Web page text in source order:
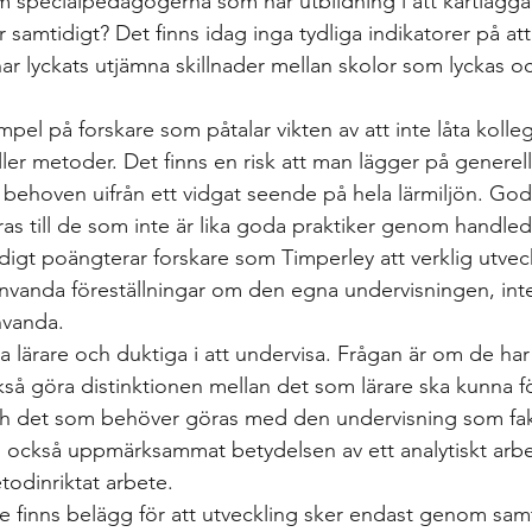
samtidigt? Det finns idag inga tydliga indikatorer på
lyckats utjämna skillnader mellan skolor som lyckas
på forskare som påtalar vikten av att inte låta
metoder. Det finns en risk att man lägger på
uifrån ett vidgat seende på hela lärmiljön.
till de som inte är lika goda praktiker genom
poängterar forskare som Timperley att verklig
föreställningar om den egna undervisningen,
lärare och duktiga i att undervisa. Frågan är om de
göra distinktionen mellan det som lärare ska kunna
det som behöver göras med den undervisning som
också uppmärksammat betydelsen av ett analytiskt
arbete.
finns belägg för att utveckling sker endast genom